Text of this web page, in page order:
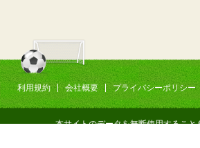
利用規約 会社概要 プライバシーポリシー
本サイトのデータを無断使用すること